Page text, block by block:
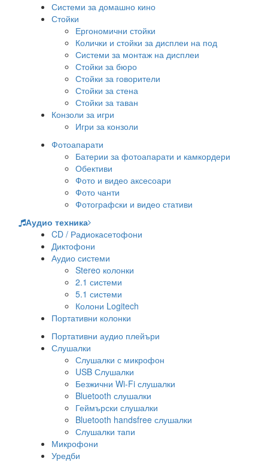
Системи за домашно кино
Стойки
Ергономични стойки
Колички и стойки за дисплеи на под
Системи за монтаж на дисплеи
Стойки за бюро
Стойки за говорители
Стойки за стена
Стойки за таван
Конзоли за игри
Игри за конзоли
Фотоапарати
Батерии за фотоапарати и камкордери
Обективи
Фото и видео аксесоари
Фото чанти
Фотографски и видео стативи
Аудио техника
CD / Радиокасетофони
Диктофони
Аудио системи
Stereo колонки
2.1 системи
5.1 системи
Колони Logitech
Портативни колонки
Портативни аудио плейъри
Слушалки
Слушалки с микрофон
USB Слушалки
Безжични Wi-Fi слушалки
Bluetooth слушалки
Геймърски слушалки
Bluetooth handsfree слушалки
Слушалки тапи
Микрофони
Уредби